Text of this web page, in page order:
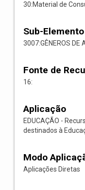
30:Material de
Sub-
3007:GÊNEROS DE
Fonte de
16:
Aplicação
EDUCAÇÃO -
destinados à
Modo
Aplicações Diretas